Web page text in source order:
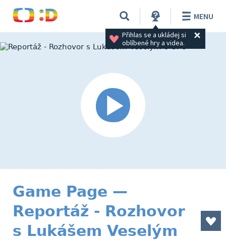
Přihlas se a ukládej si
oblíbené hry a videa.
MENU
Game Page —
Reportáž - Rozhovor
s Lukášem Veselým